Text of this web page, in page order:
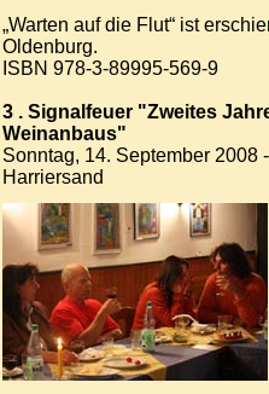
„Warten auf die Flut“ ist
Oldenburg.
ISBN 978-3-89995-569-9
3 . Signalfeuer "Zweites
Weinanbaus"
Sonntag, 14. September 2008
Harriersand